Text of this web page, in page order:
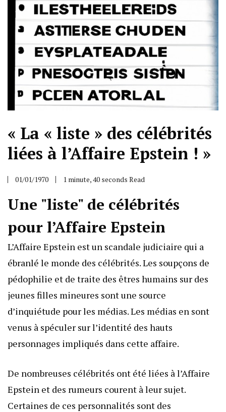
« La « liste » des célébrités
liées à l’Affaire Epstein ! »
01/01/1970 1 minute, 40 seconds Read
Une "liste" de célébrités
pour l’Affaire Epstein
L’Affaire Epstein est un scandale judiciaire qui a
ébranlé le monde des célébrités. Les soupçons de
pédophilie et de traite des êtres humains sur des
jeunes filles mineures sont une source
d’inquiétude pour les médias. Les médias en sont
venus à spéculer sur l’identité des hauts
personnages impliqués dans cette affaire.
De nombreuses célébrités ont été liées à l’Affaire
Epstein et des rumeurs courent à leur sujet.
Certaines de ces personnalités sont des